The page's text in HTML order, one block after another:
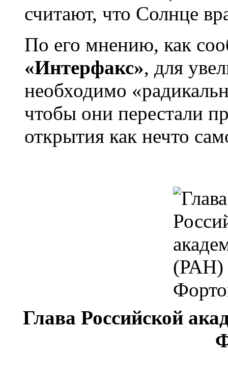
считают, что Солнце
По его мнению, как
«Интерфакс», для
необходимо
чтобы они перестали
открытия как нечто
Глава Российской